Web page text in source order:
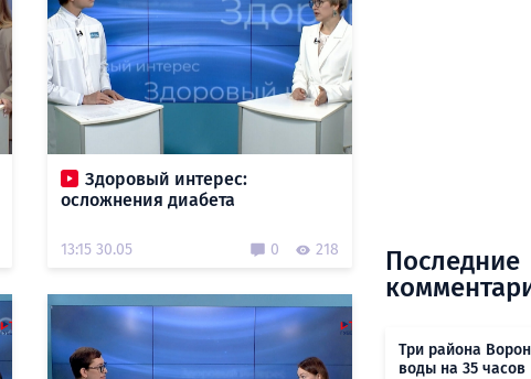
Здоровый интерес:
осложнения диабета
13:15 30.05 0 218
Последние
Три района
воды на 35 часов